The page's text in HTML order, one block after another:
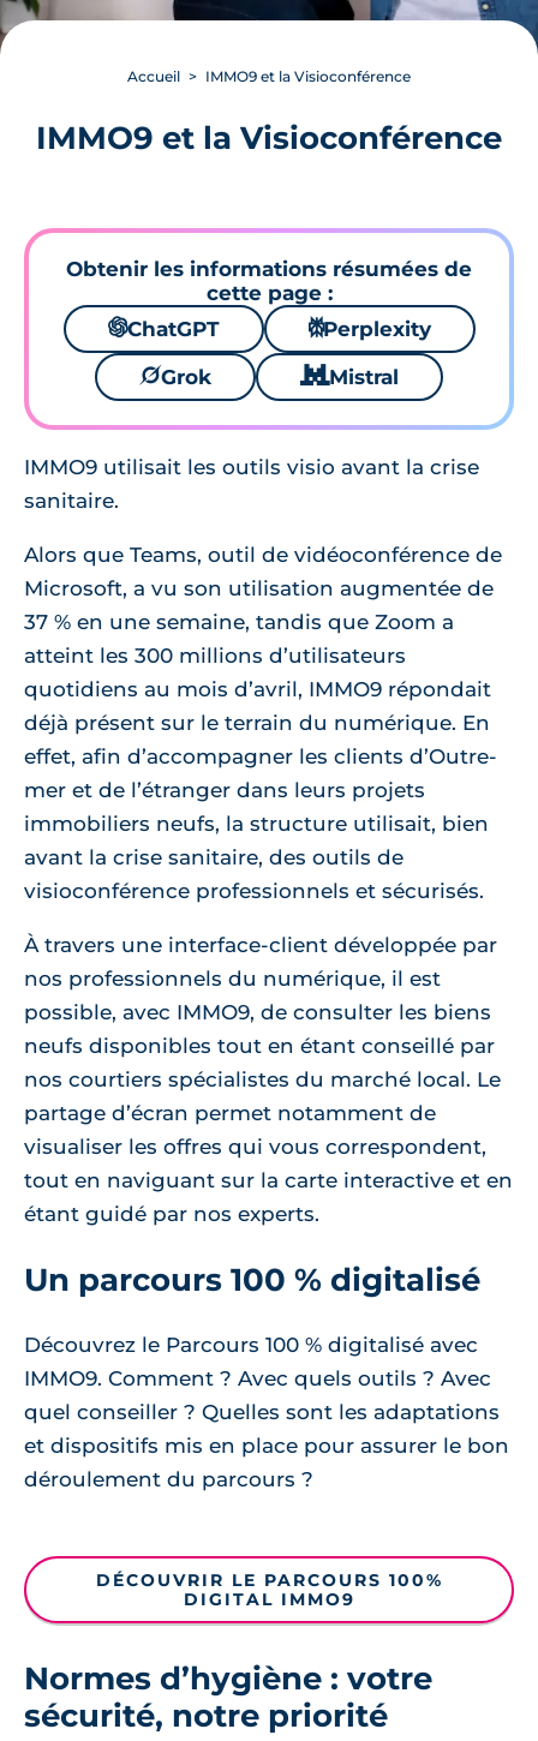
Accueil IMMO9 et la Visioconférence
IMMO9 et la Visioconférence
Obtenir les informations résumées de
cette page :
🌌ChatGPT ⚙Perplexity
🪐Grok 🐱 Mistral
IMMO9 utilisait les outils visio avant la crise
sanitaire.
Alors que Teams, outil de vidéoconférence de
Microsoft, a vu son utilisation augmentée de
37 % en une semaine, tandis que Zoom a
atteint les 300 millions d’utilisateurs
quotidiens au mois d’avril, IMMO9 répondait
déjà présent sur le terrain du numérique. En
effet, afin d’accompagner les clients d’Outre-
mer et de l’étranger dans leurs projets
immobiliers neufs, la structure utilisait, bien
avant la crise sanitaire, des outils de
visioconférence professionnels et sécurisés.
À travers une interface-client développée par
nos professionnels du numérique, il est
possible, avec IMMO9, de consulter les biens
neufs disponibles tout en étant conseillé par
nos courtiers spécialistes du marché local. Le
partage d’écran permet notamment de
visualiser les offres qui vous correspondent,
tout en naviguant sur la carte interactive et en
étant guidé par nos experts.
Un parcours 100 % digitalisé
Découvrez le Parcours 100 % digitalisé avec
IMMO9. Comment ? Avec quels outils ? Avec
quel conseiller ? Quelles sont les adaptations
et dispositifs mis en place pour assurer le bon
déroulement du parcours ?
DÉCOUVRIR LE PARCOURS 100%
DIGITAL IMMO9
Normes d’hygiène : votre
sécurité, notre priorité